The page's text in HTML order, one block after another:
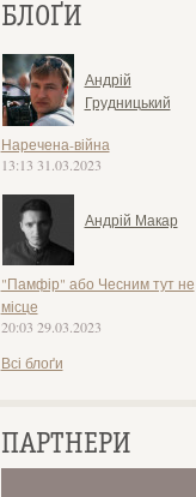
БЛОҐИ
Андрій
Грудницький
Наречена-війна
13:13 31.03.2023
Андрій Макар
"Памфір" або Чесним тут не
місце
20:03 29.03.2023
Всі блоґи
ПАРТНЕРИ